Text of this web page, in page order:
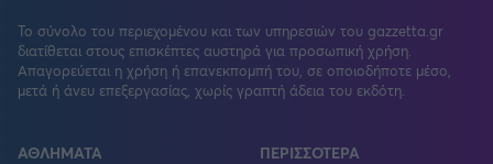
Το σύνολο του περιεχομένου και των υπηρεσιών του gazzetta.gr
διατίθεται στους επισκέπτες αυστηρά για προσωπική χρήση.
Απαγορεύεται η χρήση ή επανεκπομπή του, σε οποιοδήποτε μέσο,
μετά ή άνευ επεξεργασίας, χωρίς γραπτή άδεια του εκδότη.
ΑΘΛΗΜΑΤΑ ΠΕΡΙΣΣΟΤΕΡΑ